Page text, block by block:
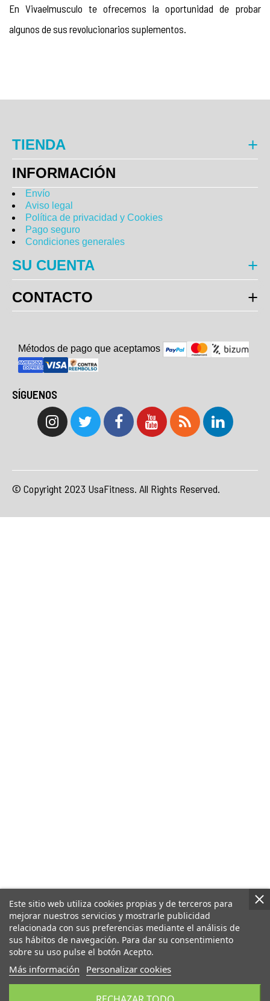
Este sitio web utiliza cookies propias y de terceros para
mejorar nuestros servicios y mostrarle publicidad
relacionada con sus preferencias mediante el análisis de
sus hábitos de navegación. Para dar su consentimiento
sobre su uso pulse el botón Acepto.
Más información Personalizar cookies
En Vivaelmusculo te ofrecemos la oportunidad de probar
algunos de sus revolucionarios suplementos.
TIENDA
INFORMACIÓN
Envío
Aviso legal
Política de privacidad y Cookies
Pago seguro
Condiciones generales
SU CUENTA
CONTACTO
Métodos de pago que aceptamos
SÍGUENOS
© Copyright 2023 UsaFitness. All Rights Reserved.